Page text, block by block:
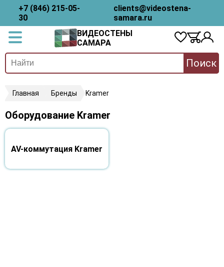
+7 (846) 215-05-
30
clients@videostena-
samara.ru
ВИДЕОСТЕНЫ
САМАРА
Поиск
Главная Бренды Kramer
Оборудование Kramer
AV-коммутация Kramer